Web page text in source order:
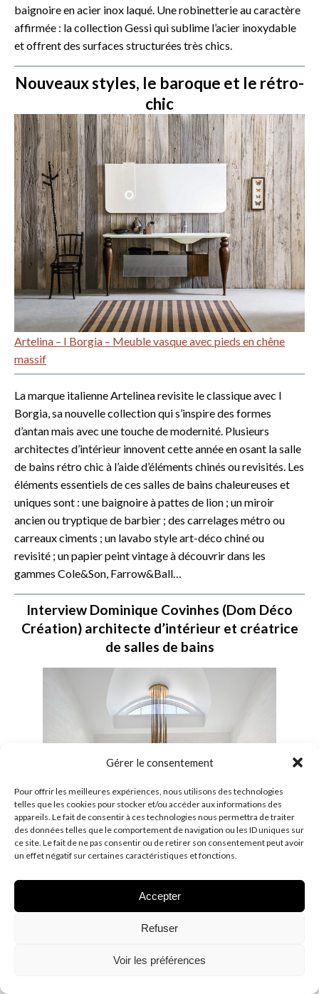
Gérer le consentement
Pour offrir les meilleures expériences, nous utilisons des technologies
telles que les cookies pour stocker et/ou accéder aux informations des
appareils. Le fait de consentir à ces technologies nous permettra de traiter
des données telles que le comportement de navigation ou les ID uniques sur
ce site. Le fait de ne pas consentir ou de retirer son consentement peut avoir
un effet négatif sur certaines caractéristiques et fonctions.
Accepter
Refuser
Voir les préférences
baignoire en acier inox laqué. Une robinetterie au caractère
affirmée : la collection Gessi qui sublime l’acier inoxydable
et offrent des surfaces structurées très chics.
Nouveaux styles, le baroque et le rétro-
chic
Artelina – I Borgia – Meuble vasque avec pieds en chêne
massif
La marque italienne Artelinea revisite le classique avec I
Borgia, sa nouvelle collection qui s’inspire des formes
d’antan mais avec une touche de modernité. Plusieurs
architectes d’intérieur innovent cette année en osant la salle
de bains rétro chic à l’aide d’éléments chinés ou revisités. Les
éléments essentiels de ces salles de bains chaleureuses et
uniques sont : une baignoire à pattes de lion ; un miroir
ancien ou tryptique de barbier ; des carrelages métro ou
carreaux ciments ; un lavabo style art-déco chiné ou
revisité ; un papier peint vintage à découvrir dans les
gammes Cole&Son, Farrow&Ball…
Interview Dominique Covinhes (Dom Déco
Création) architecte d’intérieur et créatrice
de salles de bains
Victoria+Albert – Baignoire Amiata – © Lindye
Quels sont les matériaux les plus utilisés aujourd’hui dans